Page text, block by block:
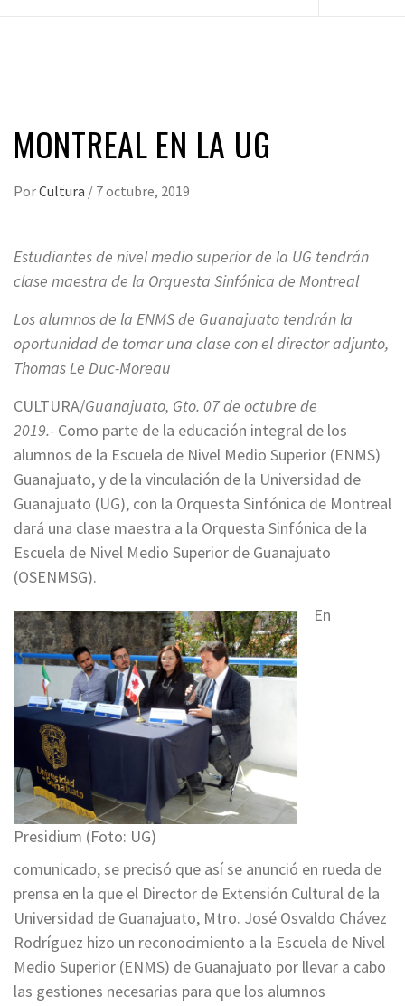
MONTREAL EN LA UG
PorCultura / 7 octubre, 2019
Estudiantes de nivel medio superior de la UG tendrán
clase maestra de la Orquesta Sinfónica de Montreal
Los alumnos de la ENMS de Guanajuato tendrán la
oportunidad de tomar una clase con el director adjunto,
Thomas Le Duc-Moreau
CULTURA/Guanajuato, Gto. 07 de octubre de
2019.- Como parte de la educación integral de los
alumnos de la Escuela de Nivel Medio Superior (ENMS)
Guanajuato, y de la vinculación de la Universidad de
Guanajuato (UG), con la Orquesta Sinfónica de Montreal
dará una clase maestra a la Orquesta Sinfónica de la
Escuela de Nivel Medio Superior de Guanajuato
(OSENMSG).
Presidium (Foto: UG)
En
comunicado, se precisó que así se anunció en rueda de
prensa en la que el Director de Extensión Cultural de la
Universidad de Guanajuato, Mtro. José Osvaldo Chávez
Rodríguez hizo un reconocimiento a la Escuela de Nivel
Medio Superior (ENMS) de Guanajuato por llevar a cabo
las gestiones necesarias para que los alumnos